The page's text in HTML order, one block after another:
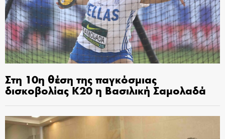
Στη 10η θέση της παγκόσμιας
δισκοβολίας Κ20 η Βασιλική Σαμολαδά